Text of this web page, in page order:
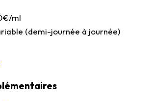
ml
(demi-journée à journée)